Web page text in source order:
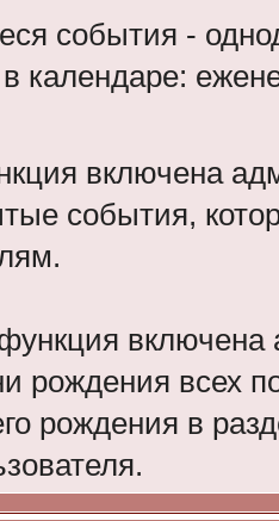
события -
календаре:
включена
события,
рождения всех
рождения в